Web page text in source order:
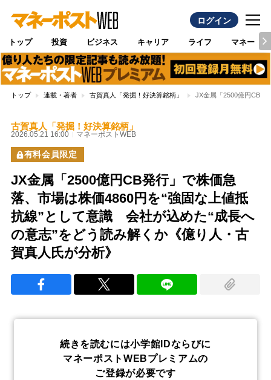
ログイン
トップ 投資 ビジネス キャリア ライフ マネー
トップ 連載・著者 古賀真人「発掘！好決算銘柄」 JX金属「2500億円CB発
古賀真人「発掘！好決算銘柄」
2026.05.21 16:00 マネーポストWEB
有料会員限定
JX金属「2500億円CB発行」で株価急
落、市場は株価4860円を“強固な上値抵
抗線”として意識 会社が込めた“成長へ
の意志”をどう読み解くか《億り人・古
賀真人氏が分析》
続きを読むには小学館IDならびに
マネーポストWEBプレミアムの
ご登録が必要です